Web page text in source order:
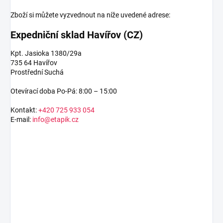
Zboží si můžete vyzvednout na níže uvedené adrese:
Expedniční sklad Havířov (CZ)
Kpt. Jasioka 1380/29a
735 64 Havířov
Prostřední Suchá
Otevírací doba Po-Pá: 8:00 – 15:00
Kontakt:+420 725 933 054
E-mail: info@etapik.cz